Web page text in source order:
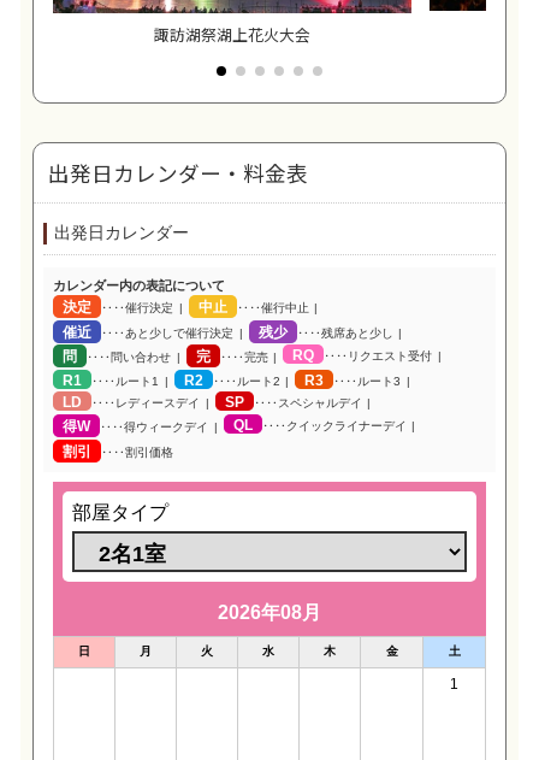
諏訪湖祭湖上花火大会
出発日カレンダー・料金表
出発日カレンダー
カレンダー内の表記について
決定 ‥‥催行決定 中止 ‥‥催行中止
催近 ‥‥あと少しで催行決定 残少 ‥‥残席あと少し
問 ‥‥問い合わせ 完 ‥‥完売 RQ ‥‥リクエスト受付
R1 ‥‥ルート1 R2 ‥‥ルート2 R3 ‥‥ルート3
LD ‥‥レディースデイ SP ‥‥スペシャルデイ
得W ‥‥得ウィークデイ QL ‥‥クイックライナーデイ
割引 ‥‥割引価格